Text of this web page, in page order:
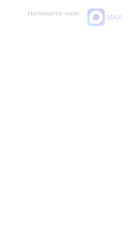
Напишите нам:
MAX